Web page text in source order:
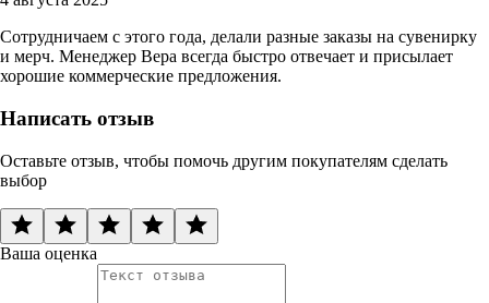
Сотрудничаем с этого года, делали разные заказы на сувенирку
и мерч. Менеджер Вера всегда быстро отвечает и присылает
хорошие коммерческие предложения.
Написать отзыв
Оставьте отзыв, чтобы помочь другим покупателям сделать
выбор
Ваша оценка